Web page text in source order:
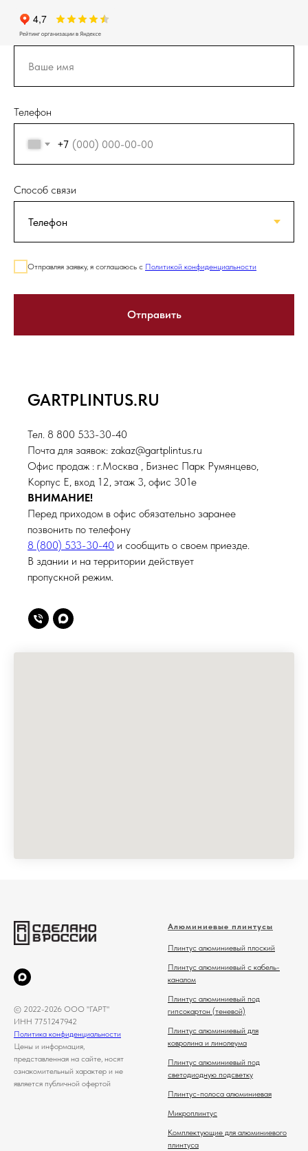
Телефон
+7
Способ связи
Отправляя заявку, я соглашаюсь с Политикой конфиденциальности
Отправить
GARTPLINTUS.RU
Тел. 8 800 533-30-40
Почта для заявок: zakaz@gartplintus.ru
Офис продаж : г.Москва , Бизнес Парк Румянцево,
Корпус Е, вход 12, этаж 3, офис 301е
ВНИМАНИЕ!
Перед приходом в офис обязательно заранее
позвонить по телефону
8 (800) 533-30-40 и сообщить о своем приезде.
В здании и на территории действует
пропускной режим.
© 2022-2026 ООО "ГАРТ"
ИНН 7751247942
Политика конфиденциальности
Цены и информация,
представленная на сайте, носят
ознакомительный характер и не
является публичной офертой
Алюминиевые плинтусы
Плинтус алюминиевый плоский
Плинтус алюминиевый с кабель-
каналом
Плинтус алюминиевый под
гипсокартон (теневой)
Плинтус алюминиевый для
ковролина и линолеума
Плинтус алюминиевый под
светодиодную подсветку
Плинтус-полоса алюминиевая
Микроплинтус
Комплектующие для алюминиевого
плинтуса